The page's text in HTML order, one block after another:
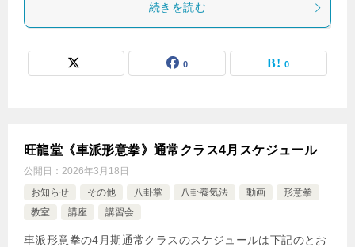
続きを読む
0 0
旺龍堂《車派形意拳》通常クラス4月スケジュール
公開日： 2026年3月18日
お知らせ
その他 八卦掌 八卦養気法 動画
形意拳
教室
講座 講習会
車派形意拳の4月期通常クラスのスケジュールは下記のとお